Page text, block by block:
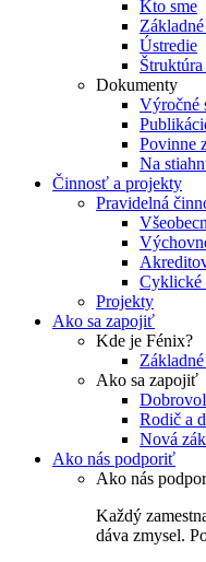
Kto sme
Ústredie
Dokumenty
Výročné
Povinne
Na
Činnosť a projekty
Pravidelná
Cyklické
Projekty
Ako sa zapojiť
Kde je Fénix?
Ako sa zapojiť
Rodič a
Nová
Ako nás podporiť
Ako nás
Každý
dáva zmysel.